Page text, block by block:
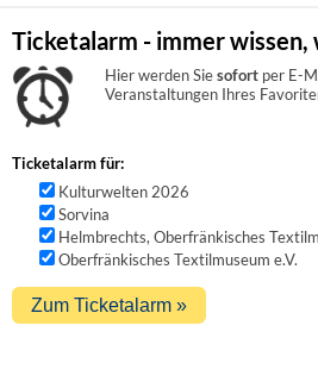
Ticketalarm - immer wissen,
Hier werden Siesofort per E-
Veranstaltungen Ihres
Ticketalarm für:
Kulturwelten 2026
Sorvina
Helmbrechts, Oberfränkisches
Oberfränkisches Textilmuseum e.V.